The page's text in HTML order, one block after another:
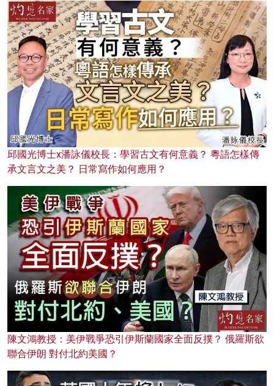
邱國光博士x潘詠儀校長：學習古文有何意義？ 粵語怎樣傳
承文言文之美？ 日常寫作如何應用？
陳文鴻教授：美伊戰爭恐引伊斯蘭國家全面反撲？ 俄羅斯欲
聯合伊朗 對付北約美國？